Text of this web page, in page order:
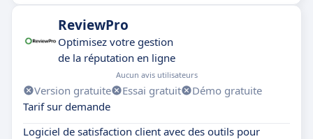
ReviewPro
Optimisez votre gestion
de la réputation en ligne
Aucun avis utilisateurs
Version gratuite Essai gratuit
Démo gratuite
Tarif sur demande
Logiciel de satisfaction client avec des outils pour